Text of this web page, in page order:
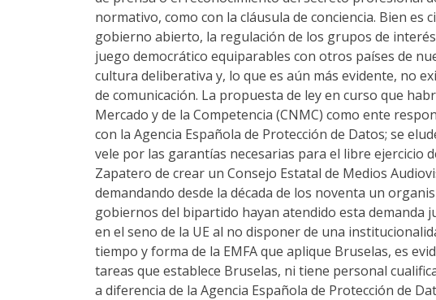
normativo, como con la cláusula de conciencia. Bien
gobierno abierto, la regulación de los grupos de
juego democrático equiparables con otros países de
cultura deliberativa y, lo que es aún más evidente, no
de comunicación. La propuesta de ley en curso que
Mercado y de la Competencia (CNMC) como ente
con la Agencia Española de Protección de Datos; se
vele por las garantías necesarias para el libre ejercicio
Zapatero de crear un Consejo Estatal de Medios
demandando desde la década de los noventa un
gobiernos del bipartido hayan atendido esta demanda
en el seno de la UE al no disponer de una
tiempo y forma de la EMFA que aplique Bruselas, es
tareas que establece Bruselas, ni tiene personal
a diferencia de la Agencia Española de Protección de